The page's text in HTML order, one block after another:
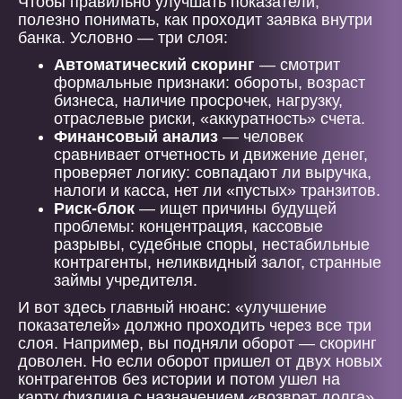
полезно понимать, как проходит заявка внутри
банка. Условно — три слоя:
Автоматический скоринг — смотрит
формальные признаки: обороты, возраст
бизнеса, наличие просрочек, нагрузку,
отраслевые риски, «аккуратность» счета.
Финансовый анализ — человек
сравнивает отчетность и движение денег,
проверяет логику: совпадают ли выручка,
налоги и касса, нет ли «пустых» транзитов.
Риск-блок — ищет причины будущей
проблемы: концентрация, кассовые
разрывы, судебные споры, нестабильные
контрагенты, неликвидный залог, странные
займы учредителя.
И вот здесь главный нюанс: «улучшение
показателей» должно проходить через все три
слоя. Например, вы подняли оборот — скоринг
доволен. Но если оборот пришел от двух новых
контрагентов без истории и потом ушел на